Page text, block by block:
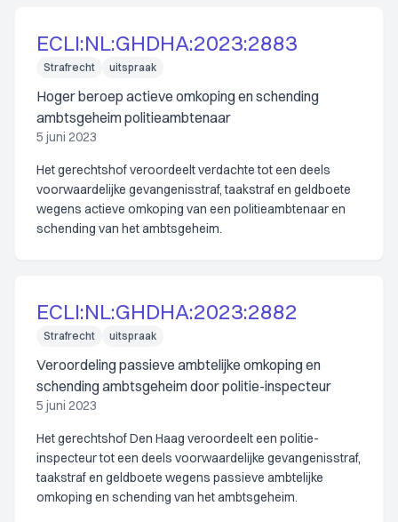
ECLI:NL:GHDHA:2023:2883
Strafrecht uitspraak
Hoger beroep actieve omkoping en schending
ambtsgeheim politieambtenaar
5 juni 2023
Het gerechtshof veroordeelt verdachte tot een deels
voorwaardelijke gevangenisstraf, taakstraf en geldboete
wegens actieve omkoping van een politieambtenaar en
schending van het ambtsgeheim.
ECLI:NL:GHDHA:2023:2882
Strafrecht uitspraak
Veroordeling passieve ambtelijke omkoping en
schending ambtsgeheim door politie-inspecteur
5 juni 2023
Het gerechtshof Den Haag veroordeelt een politie-
inspecteur tot een deels voorwaardelijke gevangenisstraf,
taakstraf en geldboete wegens passieve ambtelijke
omkoping en schending van het ambtsgeheim.